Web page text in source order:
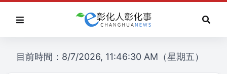
目前時間：8/7/2026, 11:46:30 AM（星期五）